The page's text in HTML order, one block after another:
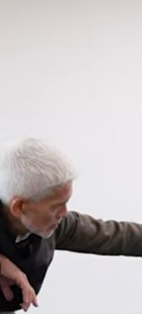
kW bez problémov
Medzitým 1,5-litrový
a udržiava batériu